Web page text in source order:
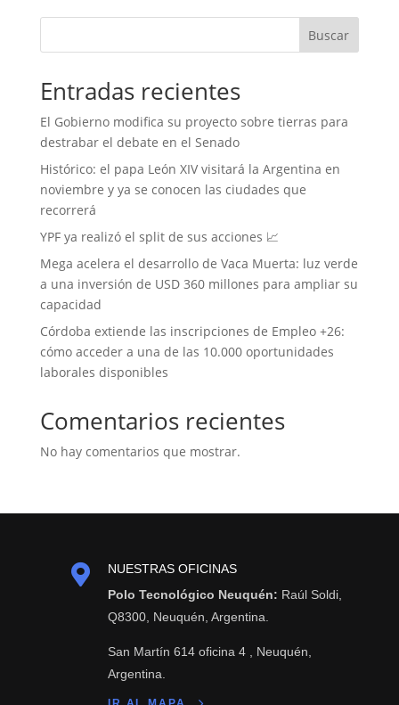
Buscar
Entradas recientes
El Gobierno modifica su proyecto sobre tierras para
destrabar el debate en el Senado
Histórico: el papa León XIV visitará la Argentina en
noviembre y ya se conocen las ciudades que
recorrerá
YPF ya realizó el split de sus acciones 📈
Mega acelera el desarrollo de Vaca Muerta: luz verde
a una inversión de USD 360 millones para ampliar su
capacidad
Córdoba extiende las inscripciones de Empleo +26:
cómo acceder a una de las 10.000 oportunidades
laborales disponibles
Comentarios recientes
No hay comentarios que mostrar.

NUESTRAS OFICINAS
Polo Tecnológico Neuquén: Raúl Soldi,
Q8300, Neuquén, Argentina.
San Martín 614 oficina 4 , Neuquén,
Argentina.